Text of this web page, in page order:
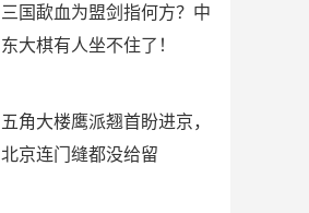
三国歃血为盟剑指何方？中
东大棋有人坐不住了！
五角大楼鹰派翘首盼进京，
北京连门缝都没给留